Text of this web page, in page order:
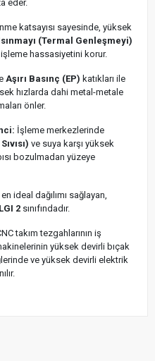
eder.
katsayısı sayesinde, yüksek
(Termal Genleşmeyi)
hassasiyetini korur.
Aşırı Basınç (EP) katıkları ile
hızlarda dahi metal-metale
önler.
İşleme merkezlerinde
ve suya karşı yüksek
bozulmadan yüzeye
ideal dağılımı sağlayan,
2 sınıfındadır.
takım tezgahlarının iş
yüksek devirli bıçak
ve yüksek devirli elektrik